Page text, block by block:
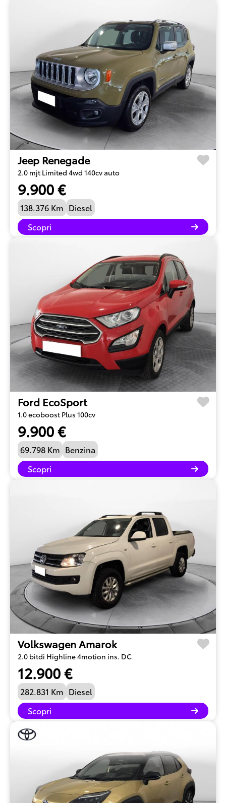
Jeep Renegade
2.0 mjt Limited 4wd 140cv auto
9.900 €
138.376 Km Diesel
Scopri
Ford EcoSport
1.0 ecoboost Plus 100cv
9.900 €
69.798 Km Benzina
Scopri
Volkswagen Amarok
2.0 bitdi Highline 4motion ins. DC
12.900 €
282.831 Km Diesel
Scopri